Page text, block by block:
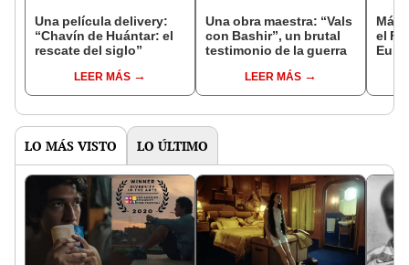
Una película delivery:
“Chavín de Huántar: el
rescate del siglo”
LEER MÁS
Una obra maestra: “Vals
con Bashir”, un brutal
testimonio de la guerra
LEER MÁS
Más
el
LO MÁS VISTO LO ÚLTIMO